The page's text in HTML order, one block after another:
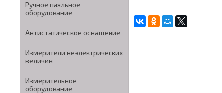
Ручное паяльное
оборудование
Антистатическое оснащение
Измерители неэлектрических
величин
Измерительное
оборудование